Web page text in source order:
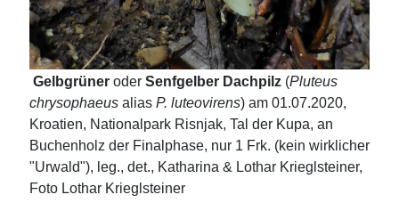
Gelbgrüner oder Senfgelber Dachpilz (Pluteus
chrysophaeus alias P. luteovirens) am 01.07.2020,
Kroatien, Nationalpark Risnjak, Tal der Kupa, an
Buchenholz der Finalphase, nur 1 Frk. (kein wirklicher
"Urwald"), leg., det., Katharina & Lothar Krieglsteiner,
Foto Lothar Krieglsteiner